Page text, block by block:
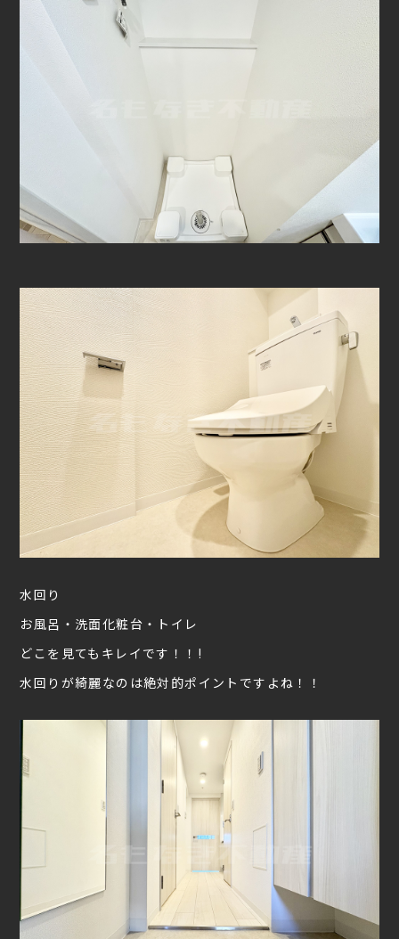
水回り
お風呂・洗面化粧台・トイレ
どこを見てもキレイです！！!
水回りが綺麗なのは絶対的ポイントですよね！！